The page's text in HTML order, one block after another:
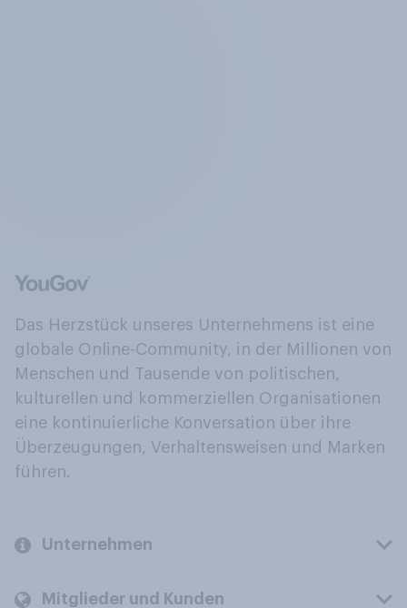
Das Herzstück unseres Unternehmens ist eine
globale Online-Community, in der Millionen von
Menschen und Tausende von politischen,
kulturellen und kommerziellen Organisationen
eine kontinuierliche Konversation über ihre
Überzeugungen, Verhaltensweisen und Marken
führen.
Unternehmen
Mitglieder und Kunden